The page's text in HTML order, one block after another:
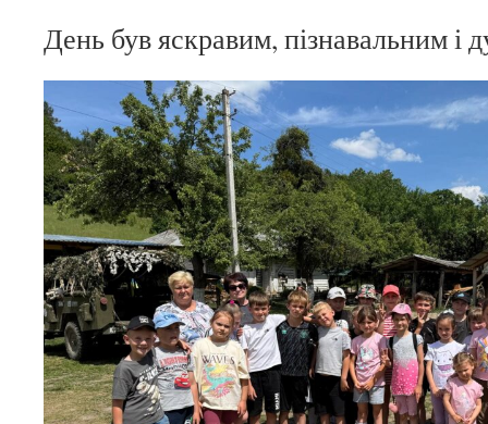
День був яскравим, пізнавальним і